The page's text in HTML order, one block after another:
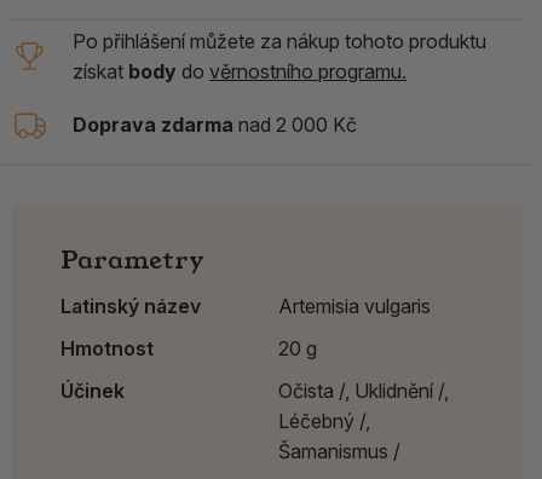
Po přihlášení můžete za nákup tohoto produktu
získat body do věrnostního programu.
Doprava zdarma nad 2 000 Kč
Parametry
Latinský název
Artemisia vulgaris
Hmotnost
20 g
Účinek
Očista /, Uklidnění /,
Léčebný /,
Šamanismus /